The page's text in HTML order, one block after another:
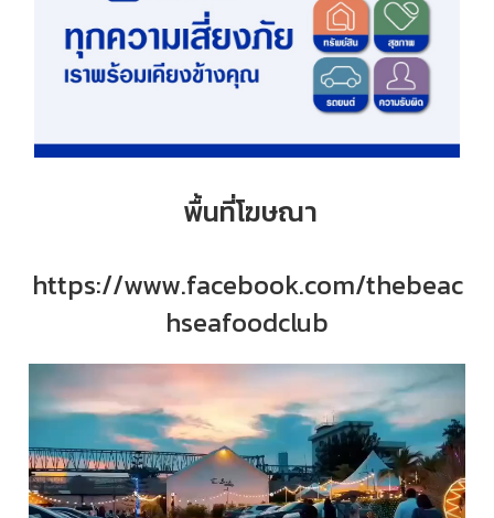
พื้นที่โฆษณา
https://www.facebook.com/thebeac
hseafoodclub